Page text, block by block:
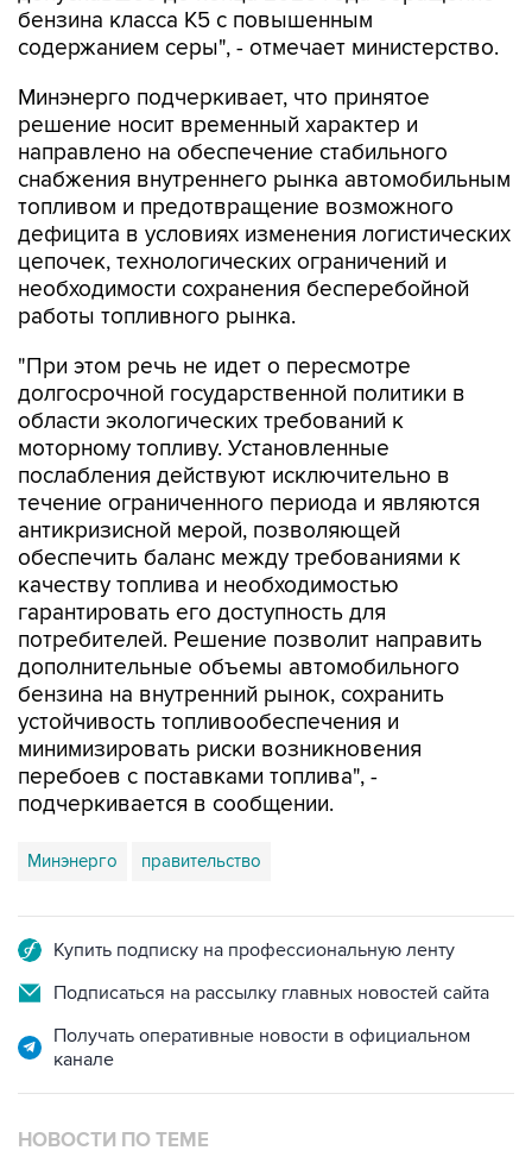
бензина класса К5 с повышенным
содержанием серы", - отмечает министерство.
Минэнерго подчеркивает, что принятое
решение носит временный характер и
направлено на обеспечение стабильного
снабжения внутреннего рынка автомобильным
топливом и предотвращение возможного
дефицита в условиях изменения логистических
цепочек, технологических ограничений и
необходимости сохранения бесперебойной
работы топливного рынка.
"При этом речь не идет о пересмотре
долгосрочной государственной политики в
области экологических требований к
моторному топливу. Установленные
послабления действуют исключительно в
течение ограниченного периода и являются
антикризисной мерой, позволяющей
обеспечить баланс между требованиями к
качеству топлива и необходимостью
гарантировать его доступность для
потребителей. Решение позволит направить
дополнительные объемы автомобильного
бензина на внутренний рынок, сохранить
устойчивость топливообеспечения и
минимизировать риски возникновения
перебоев с поставками топлива", -
подчеркивается в сообщении.
Минэнерго правительство
Купить подписку на профессиональную ленту
Подписаться на рассылку главных новостей сайта
Получать оперативные новости в официальном
канале
НОВОСТИ ПО ТЕМЕ